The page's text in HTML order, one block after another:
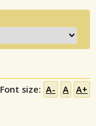
Font size: A- A A+